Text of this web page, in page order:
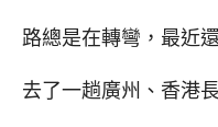
路總是在轉彎，最近
去了一趟廣州、香港